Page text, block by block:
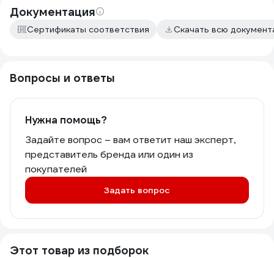
Документация
Сертификаты соответствия Скачать всю
Вопросы и ответы
Нужна помощь?
Задайте вопрос – вам ответит наш эксперт,
представитель бренда или один из
покупателей
Задать вопрос
Этот товар из подборок